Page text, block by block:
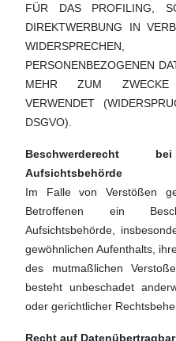
FÜR DAS PROFILING,
DIREKTWERBUNG IN
PERSONENBEZOGENEN
MEHR ZUM ZWECKE
VERWENDET
DSGVO).
Beschwerderecht
Aufsichtsbehörde
Im Falle von Verstößen
Betroffenen ein
Aufsichtsbehörde,
gewöhnlichen Aufenthalts,
des mutmaßlichen
besteht unbeschadet
oder gerichtlicher
Recht auf